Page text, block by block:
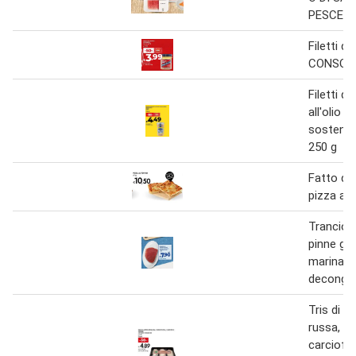
PESCE
Filetti di
Filetti di
all'olio
250 g
Fatto da
pizza al
Trancio
pinne
marinato
Tris di
russa,
carciofi